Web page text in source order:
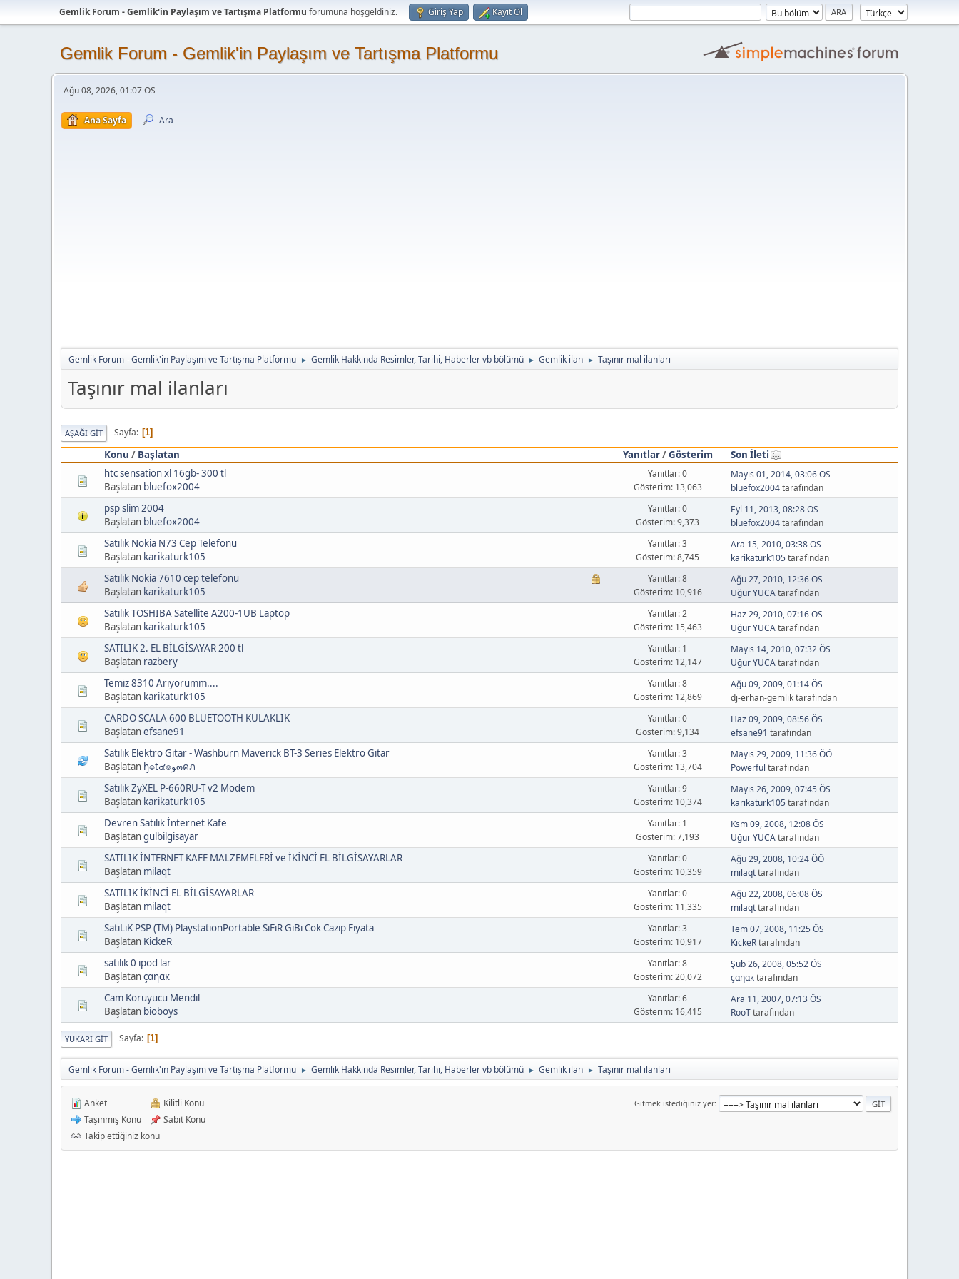
Gemlik Forum - Gemlik'in Paylaşım ve Tartışma Platformu forumuna hoşgeldiniz. Giriş Yap Kayıt Ol
Gemlik Forum - Gemlik'in Paylaşım ve Tartışma Platformu
Ağu 08, 2026, 01:07 ÖS
Ana Sayfa Ara
Gemlik Forum - Gemlik'in Paylaşım ve Tartışma Platformu ► Gemlik Hakkında Resimler, Tarihi, Haberler vb bölümü ► Gemlik ilan ► Taşınır mal ilanları
Taşınır mal ilanları
AŞAĞI GIT Sayfa 1
Konu / Başlatan Yanıtlar/Gösterim
Son İleti
htc sensation xl 16gb- 300 tl
Başlatan bluefox2004
Yanıtlar: 0
Gösterim: 13,063
Mayıs 01, 2014, 03:06 ÖS
bluefox2004tarafından
psp slim 2004
Başlatan bluefox2004
Yanıtlar: 0
Gösterim: 9,373
Eyl 11, 2013, 08:28 ÖS
bluefox2004tarafından
Satılık Nokia N73 Cep Telefonu
Başlatan karikaturk105
Yanıtlar: 3
Gösterim: 8,745
Ara 15, 2010, 03:38 ÖS
karikaturk105 tarafından
Satılık Nokia 7610 cep telefonu
Başlatan karikaturk105
Yanıtlar: 8
Gösterim: 10,916
Ağu 27, 2010, 12:36 ÖS
Uğur YUCAtarafından
Satılık TOSHIBA Satellite A200-1UB Laptop
Başlatan karikaturk105
Yanıtlar: 2
Gösterim: 15,463
Haz 29, 2010, 07:16 ÖS
Uğur YUCAtarafından
SATILIK 2. EL BİLGİSAYAR 200 tl
Başlatan razbery
Yanıtlar: 1
Gösterim: 12,147
Mayıs 14, 2010, 07:32 ÖS
Uğur YUCAtarafından
Temiz 8310 Arıyorumm....
Başlatan karikaturk105
Yanıtlar: 8
Gösterim: 12,869
Ağu 09, 2009, 01:14 ÖS
dj-erhan-gemlik tarafından
CARDO SCALA 600 BLUETOOTH KULAKLIK
Başlatanefsane91
Yanıtlar: 0
Gösterim: 9,134
Haz 09, 2009, 08:56 ÖS
efsane91 tarafından
Satılık Elektro Gitar - Washburn Maverick BT-3 Series Elektro Gitar
Başlatan
ђ๏t๔๏ﻮ๓คภ
Yanıtlar: 3
Gösterim: 13,704
Mayıs 29, 2009, 11:36 ÖÖ
Powerful tarafından
Satılık ZyXEL P-660RU-T v2 Modem
Başlatan karikaturk105
Yanıtlar: 9
Gösterim: 10,374
Mayıs 26, 2009, 07:45 ÖS
karikaturk105 tarafından
Devren Satılık İnternet Kafe
Başlatangulbilgisayar
Yanıtlar: 1
Gösterim: 7,193
Ksm 09, 2008, 12:08 ÖS
Uğur YUCAtarafından
SATILIK İNTERNET KAFE MALZEMELERİ ve İKİNCİ EL BİLGİSAYARLAR
Başlatan milaqt
Yanıtlar: 0
Gösterim: 10,359
Ağu 29, 2008, 10:24 ÖÖ
milaqttarafından
SATILIK İKİNCİ EL BİLGİSAYARLAR
Başlatan milaqt
Yanıtlar: 0
Gösterim: 11,335
Ağu 22, 2008, 06:08 ÖS
milaqttarafından
SatıLıK PSP (TM) PlaystationPortable SıFıR GiBi Cok Cazip Fiyata
Başlatan KickeR
Yanıtlar: 3
Gösterim: 10,917
Tem 07, 2008, 11:25 ÖS
KickeRtarafından
satılık 0 ipod lar
Başlatançαηαк
Yanıtlar: 8
Gösterim: 20,072
Şub 26, 2008, 05:52 ÖS
çαηαкtarafından
Cam Koruyucu Mendil
Başlatan bioboys
Yanıtlar: 6
Gösterim: 16,415
Ara 11, 2007, 07:13 ÖS
RooTtarafından
YUKARI GIT Sayfa 1
Gemlik Forum - Gemlik'in Paylaşım ve Tartışma Platformu ► Gemlik Hakkında Resimler, Tarihi, Haberler vb bölümü ► Gemlik ilan ► Taşınır mal ilanları
Gitmek istediğiniz yer
Anket
Taşınmış Konu
Kilitli Konu
Sabit Konu
Takip ettiğiniz konu